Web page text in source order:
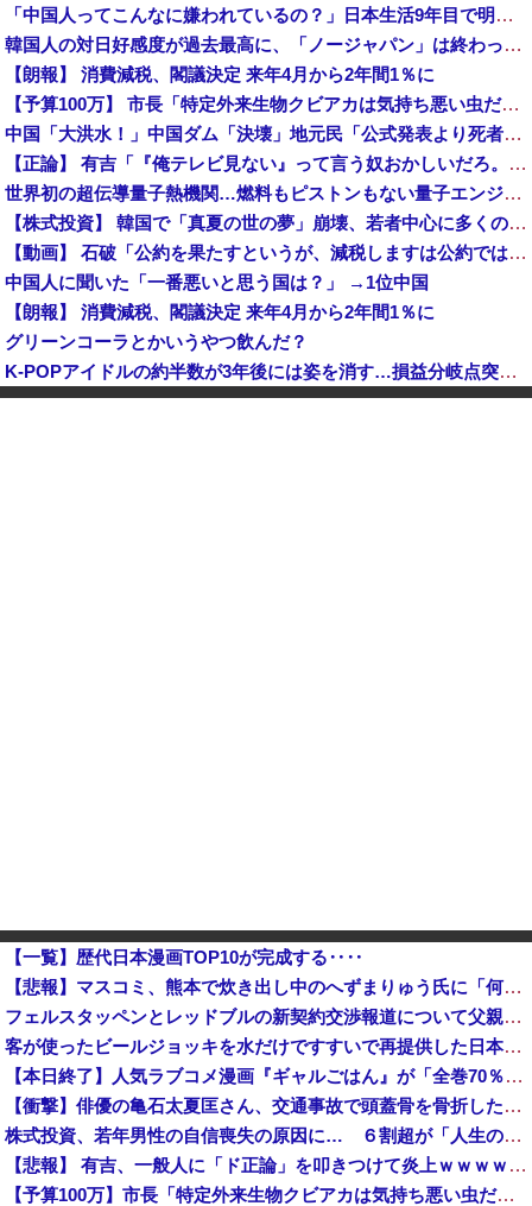
「中国人ってこんなに嫌われているの？」日本生活9年目で明かす本心！
韓国人の対日好感度が過去最高に、「ノージャパン」は終わった？＝ネット「中国より100倍いい」
【朗報】 消費減税、閣議決定 来年4月から2年間1％に
【予算100万】 市長「特定外来生物クビアカは気持ち悪い虫だしそんな需要ないと思う」1匹300円相当の報奨金→初日に42万取られ焦り
中国「大洪水！」中国ダム「決壊」地元民「公式発表より死者多い！」中国政府「住民拘束！（安否不明」中国当局「救助隊動画も削除」台風13号「三峡ダム接近中」→
【正論】 有吉「『俺テレビ見ない』って言う奴おかしいだろ。団子屋で『団子食べない』って言うか？」
世界初の超伝導量子熱機関…燃料もピストンもない量子エンジンが回った！
【株式投資】 韓国で「真夏の世の夢」崩壊、若者中心に多くの人が「人生オワタ」―中国メディア
【動画】 石破「公約を果たすというが、減税しますは公約ではない。検討を加速するというのが公約だ」
中国人に聞いた「一番悪いと思う国は？」 →1位中国
【朗報】 消費減税、閣議決定 来年4月から2年間1％に
グリーンコーラとかいうやつ飲んだ？
K-POPアイドルの約半数が3年後には姿を消す…損益分岐点突破は4％未満
韓国型イージス搭載の次世代駆逐艦「KDDX」1番艦…2032年竣工と公示！
【一覧】歴代日本漫画TOP10が完成する‥‥
【悲報】マスコミ、熊本で炊き出し中のへずまりゅう氏に「何でこんなことを？」と質問ｗｗｗｗ
フェルスタッペンとレッドブルの新契約交渉報道について父親ヨスが否定他
客が使ったビールジョッキを水だけですすいで再提供した日本の飲食店…韓国のネットで物議
【本日終了】人気ラブコメ漫画『ギャルごはん』が「全巻70％」オフ、『ジャンケットバンク』 『BUNGO―ブンゴ―』の「39％オフクーポン」激安セ...
【衝撃】俳優の亀石太夏匡さん、交通事故で頭蓋骨を骨折した結果・・・
株式投資、若年男性の自信喪失の原因に… ６割超が「人生の敗者」自認か
【悲報】 有吉、一般人に「ド正論」を叩きつけて炎上ｗｗｗｗｗｗｗｗ
【予算100万】市長「特定外来生物クビアカは気持ち悪い虫だしそんな需要ないと思う」1匹300円相当の報奨金→初日に42万取られ焦り